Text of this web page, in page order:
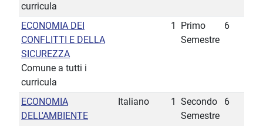
curricula
ECONOMIA DEI
CONFLITTI E DELLA
SICUREZZA
Comune a tutti i
curricula
1
Primo
Semestre
6
ECONOMIA
DELL'AMBIENTE
Italiano 1
Secondo
Semestre
6